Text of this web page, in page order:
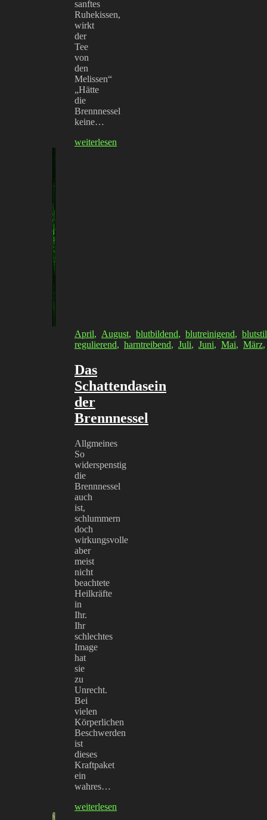
sanftes
Ruhekissen,
wirkt
der
Tee
von
den
Melissen“
„Hätte
die
Brennnessel
keine…
weiterlesen
April, August, blutbildend, blutreinigend,
regulierend, harntreibend, Juli, Juni, Mai, März
Das
Schattendasein
der
Brennnessel
Allgmeines
So
widerspenstig
die
Brennnessel
auch
ist,
schlummern
doch
wirkungsvolle
aber
meist
nicht
beachtete
Heilkräfte
in
Ihr.
Ihr
schlechtes
Image
hat
sie
zu
Unrecht.
Bei
vielen
Körperlichen
Beschwerden
ist
dieses
Kraftpaket
ein
wahres…
weiterlesen